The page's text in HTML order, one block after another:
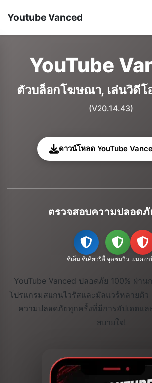
Youtube Vanced
YouTube
ตัวบล็อกโฆษณา, เล่นวิดีโ
(V20.14.43)
ดาวน์โหลด YouTube
ตรวจสอบความปลอดภั
ซีเอ็ม ซีเคียวริตี้ จุดชมวิว แมคอา
YouTube Vanced ปลอดภัย 100% ผ่าน
โปรแกรมสแกนไวรัสและมัลแวร์หลายตัว
ความปลอดภัยทุกครั้งที่มีการอัปเดตและ
สบายใจ!